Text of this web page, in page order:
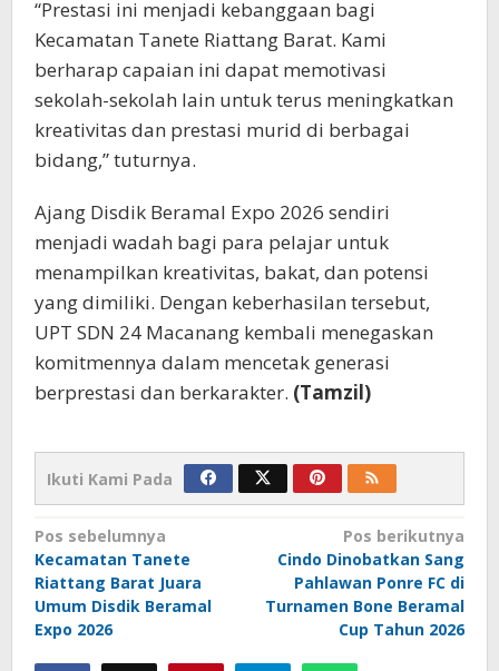
“Prestasi ini menjadi kebanggaan bagi
Kecamatan Tanete Riattang Barat. Kami
berharap capaian ini dapat memotivasi
sekolah-sekolah lain untuk terus meningkatkan
kreativitas dan prestasi murid di berbagai
bidang,” tuturnya.
Ajang Disdik Beramal Expo 2026 sendiri
menjadi wadah bagi para pelajar untuk
menampilkan kreativitas, bakat, dan potensi
yang dimiliki. Dengan keberhasilan tersebut,
UPT SDN 24 Macanang kembali menegaskan
komitmennya dalam mencetak generasi
berprestasi dan berkarakter. (Tamzil)
Ikuti Kami Pada
Navigasi
pos
Pos sebelumnya
Kecamatan Tanete
Riattang Barat Juara
Umum Disdik Beramal
Expo 2026
Pos berikutnya
Cindo Dinobatkan Sang
Pahlawan Ponre FC di
Turnamen Bone Beramal
Cup Tahun 2026